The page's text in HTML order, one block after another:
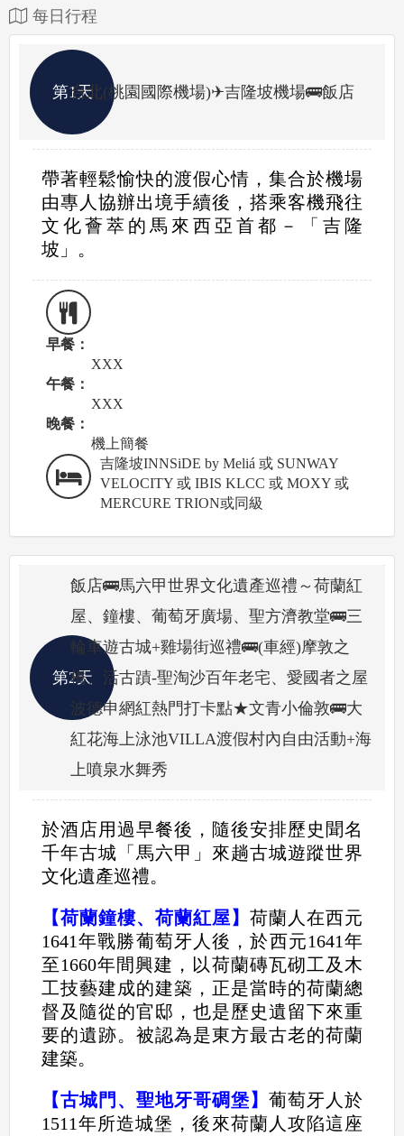
每日行程
第1天
台北(桃園國際機場)✈吉隆坡機場🚌飯店
帶著輕鬆愉快的渡假心情，集合於機場
由專人協辦出境手續後，搭乘客機飛往
文化薈萃的馬來西亞首都－「吉隆
坡」。
早餐：
XXX
午餐：
XXX
晚餐：
機上簡餐
吉隆坡INNSiDE by Meliá 或 SUNWAY
VELOCITY 或 IBIS KLCC 或 MOXY 或
MERCURE TRION或同級
第2天
飯店🚌馬六甲世界文化遺產巡禮～荷蘭紅
屋、鐘樓、葡萄牙廣場、聖方濟教堂🚌三
輪車遊古城+雞場街巡禮🚌(車經)摩敦之
橋、活古蹟-聖淘沙百年老宅、愛國者之屋
波德申網紅熱門打卡點★文青小倫敦🚌大
紅花海上泳池VILLA渡假村內自由活動+海
上噴泉水舞秀
於酒店用過早餐後，隨後安排歷史聞名
千年古城「馬六甲」來趟古城遊蹤世界
文化遺產巡禮。
【荷蘭鐘樓、荷蘭紅屋】 荷蘭人在西元
1641年戰勝葡萄牙人後，於西元1641年
至1660年間興建，以荷蘭磚瓦砌工及木
工技藝建成的建築，正是當時的荷蘭總
督及隨從的官邸，也是歷史遺留下來重
要的遺跡。被認為是東方最古老的荷蘭
建築。
【古城門、聖地牙哥碉堡】 葡萄牙人於
1511年所造城堡，後來荷蘭人攻陷這座